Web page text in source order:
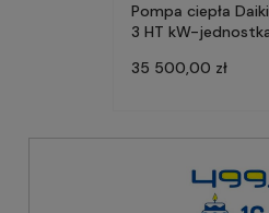
Pompa ciepła
3 HT kW-
35 500,00 zł